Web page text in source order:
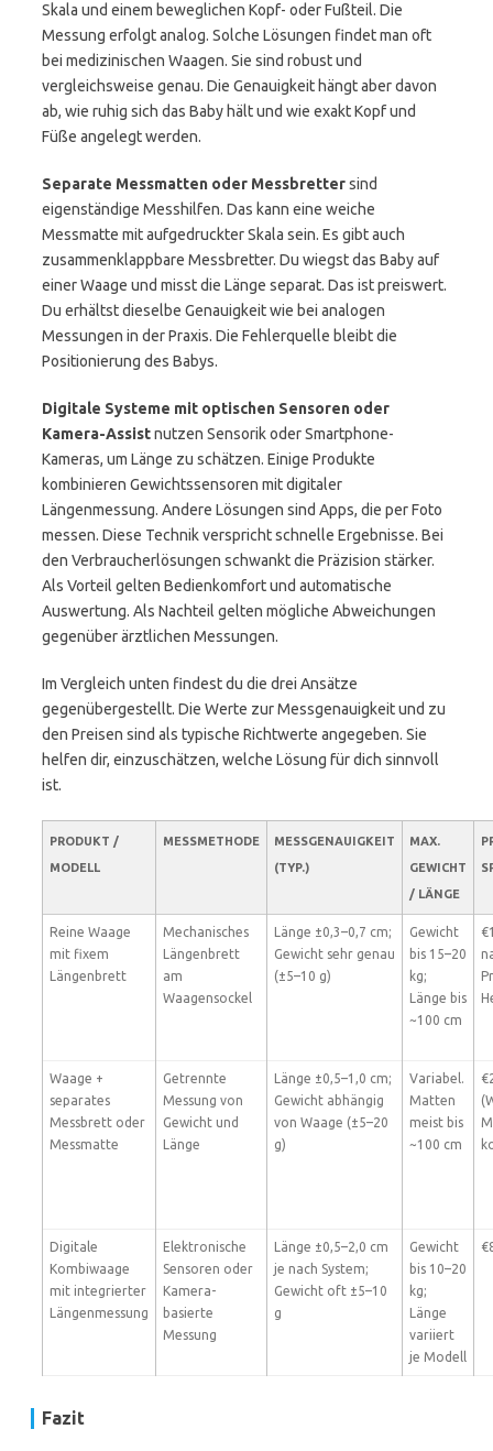
Skala und einem beweglichen Kopf- oder Fußteil. Die
Messung erfolgt analog. Solche Lösungen findet man oft
bei medizinischen Waagen. Sie sind robust und
vergleichsweise genau. Die Genauigkeit hängt aber davon
ab, wie ruhig sich das Baby hält und wie exakt Kopf und
Füße angelegt werden.
Separate Messmatten oder Messbrettersind
eigenständige Messhilfen. Das kann eine weiche
Messmatte mit aufgedruckter Skala sein. Es gibt auch
zusammenklappbare Messbretter. Du wiegst das Baby auf
einer Waage und misst die Länge separat. Das ist preiswert.
Du erhältst dieselbe Genauigkeit wie bei analogen
Messungen in der Praxis. Die Fehlerquelle bleibt die
Positionierung des Babys.
Digitale Systeme mit optischen Sensoren oder
Kamera-Assistnutzen Sensorik oder Smartphone-
Kameras, um Länge zu schätzen. Einige Produkte
kombinieren Gewichtssensoren mit digitaler
Längenmessung. Andere Lösungen sind Apps, die per Foto
messen. Diese Technik verspricht schnelle Ergebnisse. Bei
den Verbraucherlösungen schwankt die Präzision stärker.
Als Vorteil gelten Bedienkomfort und automatische
Auswertung. Als Nachteil gelten mögliche Abweichungen
gegenüber ärztlichen Messungen.
Im Vergleich unten findest du die drei Ansätze
gegenübergestellt. Die Werte zur Messgenauigkeit und zu
den Preisen sind als typische Richtwerte angegeben. Sie
helfen dir, einzuschätzen, welche Lösung für dich sinnvoll
ist.
PRODUKT /
MODELL
MESSMETHODE
MESSGENAUIGKEIT
(TYP.)
MAX.
GEWICHT
/ LÄNGE
Reine Waage
mit fixem
Längenbrett
Mechanisches
Längenbrett
am
Waagensockel
Länge ±0,3–0,7 cm;
Gewicht sehr genau
(±5–10 g)
Gewicht
bis 15–20
kg;
Länge bis
~100 cm
Waage +
separates
Messbrett oder
Messmatte
Getrennte
Messung von
Gewicht und
Länge
Länge ±0,5–1,0 cm;
Gewicht abhängig
von Waage (±5–20
g)
Variabel.
Matten
meist bis
~100 cm
Digitale
Kombiwaage
mit integrierter
Längenmessung
Elektronische
Sensoren oder
Kamera-
basierte
Messung
Länge ±0,5–2,0 cm
je nach System;
Gewicht oft ±5–10
g
Gewicht
bis 10–20
kg;
Länge
variiert
je Modell
Fazit